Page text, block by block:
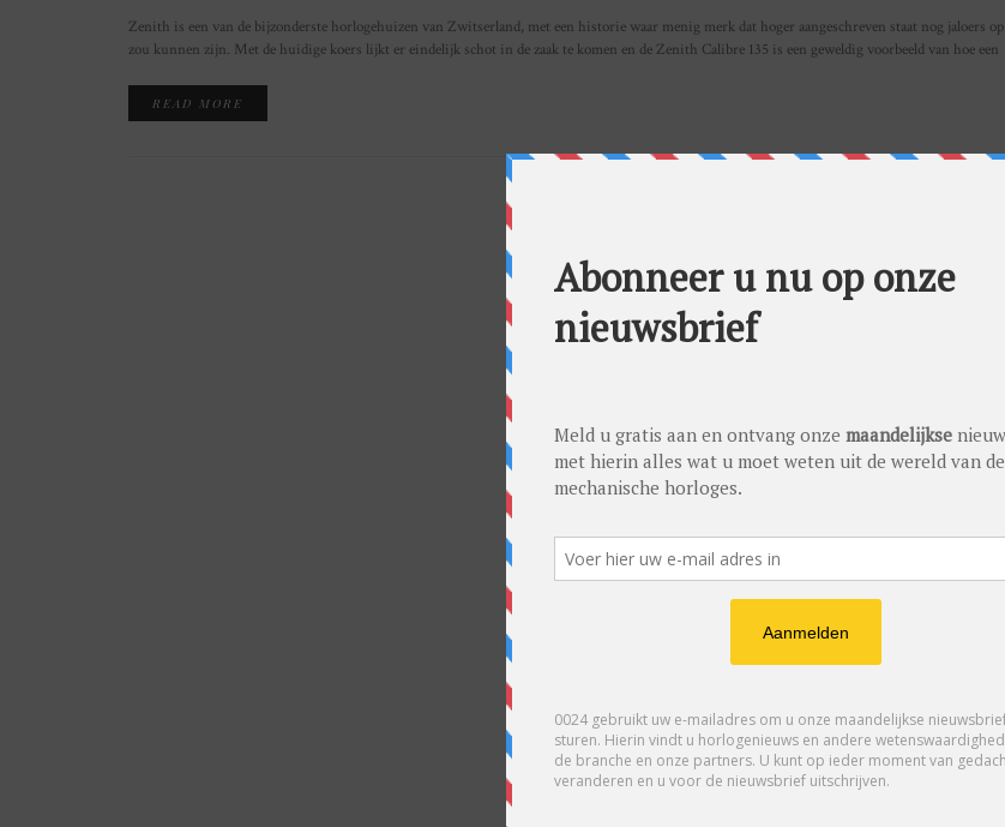
Zenith is een van de bijzonderste horlogehuizen van Zwitserland, met een historie waar menig merk dat hoger aangeschreven staat nog jaloers op
zou kunnen zijn. Met de huidige koers lijkt er eindelijk schot in de zaak te komen en de Zenith Calibre 135 is een geweldig voorbeeld van hoe een
READ MORE